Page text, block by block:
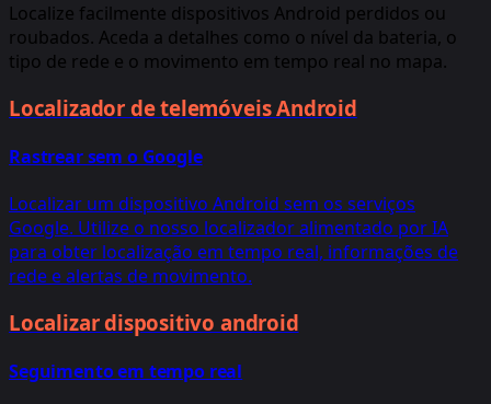
Localize facilmente dispositivos Android perdidos ou
roubados. Aceda a detalhes como o nível da bateria, o
tipo de rede e o movimento em tempo real no mapa.
Localizador de telemóveis Android
Rastrear sem o Google
Localizar um dispositivo Android sem os serviços
Google. Utilize o nosso localizador alimentado por IA
para obter localização em tempo real, informações de
rede e alertas de movimento.
Localizar dispositivo android
Seguimento em tempo real